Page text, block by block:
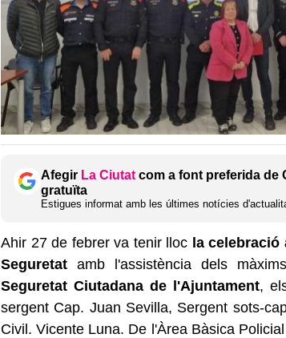
Afegir La Ciutat com a font preferida de
gratuïta
Estigues informat amb les últimes notícies
Ahir 27 de febrer va tenir lloc la celebració
Seguretat amb l'assistència dels
Seguretat Ciutadana de l'Ajuntament,
sergent Cap. Juan Sevilla, Sergent sots-
Civil.Vicente Luna. De l'Àrea Bàsica Policial